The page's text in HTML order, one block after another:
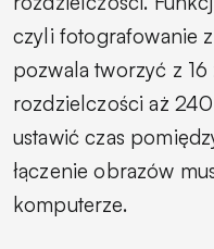
czyli fotografowanie
pozwala tworzyć z
rozdzielczości aż
ustawić czas
łączenie obrazów
komputerze.